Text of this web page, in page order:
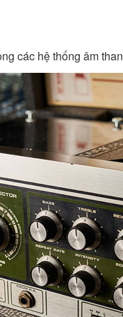
các hệ thống âm